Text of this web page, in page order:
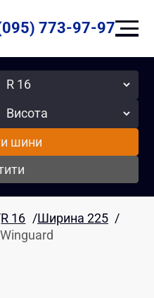
773-97-97
Радіус
Висота
шини
R 16 /Ширина 225 /